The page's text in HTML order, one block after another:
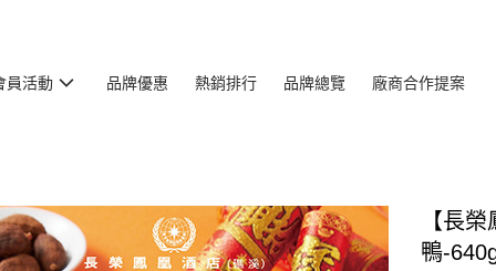
員活動 品牌優惠 熱銷排行 品牌總覽 廠商合作提案
【長
鴨-